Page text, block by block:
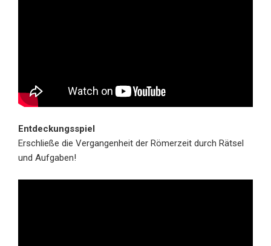
Entdeckungsspiel
Erschließe die Vergangenheit der Römerzeit durch Rätsel
und Aufgaben!